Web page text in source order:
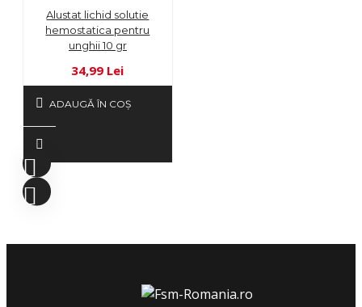
Alustat lichid solutie
hemostatica pentru
unghii 10 gr
34,99 Lei
ADAUGĂ ÎN COŞ